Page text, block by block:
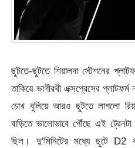
ছুটতে-ছুটতে শিয়ালদা স্টেশনের
তাকিয়ে ভাগীরথী এক্সপ্রেসের
চোখ বুলিয়ে আরও ছুটতে লাগলো
বাড়িতে ভালোভাবে পৌঁছে এই
ছিল। দু’মিনিটের মধ্যে ছুটে D2